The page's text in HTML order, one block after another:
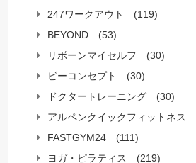
247ワークアウト
(119)
BEYOND
(53)
リボーンマイセルフ
(30)
ビーコンセプト
(30)
ドクタートレーニング
(30)
アルペンクイックフィットネス
FASTGYM24
(111)
ヨガ・ピラティス
(219)